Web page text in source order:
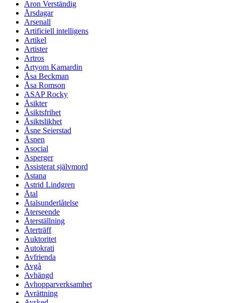
Aron Verständig
Årsdagar
Arsenall
Artificiell intelligens
Artikel
Artister
Artros
Artyom Kamardin
Åsa Beckman
Åsa Romson
ASAP Rocky
Åsikter
Åsiktsfrihet
Åsiktslikhet
Åsne Seierstad
Åsnen
Asocial
Asperger
Assisterat självmord
Astana
Astrid Lindgren
Åtal
Åtalsunderlåtelse
Återseende
Återställning
Återträff
Auktoritet
Autokrati
Avfrienda
Avgå
Avhängd
Avhopparverksamhet
Avrättning